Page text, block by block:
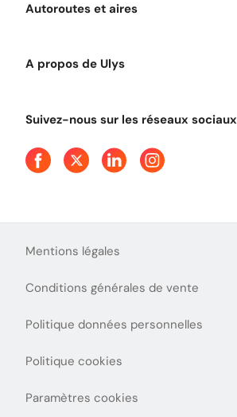
Autoroutes et aires
A propos de Ulys
Presse
Suivez-nous sur les réseaux sociaux
Mentions légales
Conditions générales de vente
Politique données personnelles
Politique cookies
Paramètres cookies